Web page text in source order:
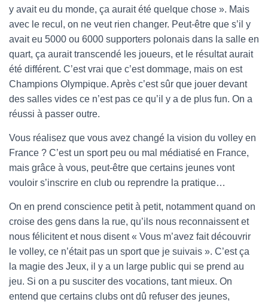
y avait eu du monde, ça aurait été quelque chose ». Mais
avec le recul, on ne veut rien changer. Peut-être que s’il y
avait eu 5000 ou 6000 supporters polonais dans la salle en
quart, ça aurait transcendé les joueurs, et le résultat aurait
été différent. C’est vrai que c’est dommage, mais on est
Champions Olympique. Après c’est sûr que jouer devant
des salles vides ce n’est pas ce qu’il y a de plus fun. On a
réussi à passer outre.
Vous réalisez que vous avez changé la vision du volley en
France ? C’est un sport peu ou mal médiatisé en France,
mais grâce à vous, peut-être que certains jeunes vont
vouloir s’inscrire en club ou reprendre la pratique…
On en prend conscience petit à petit, notamment quand on
croise des gens dans la rue, qu’ils nous reconnaissent et
nous félicitent et nous disent « Vous m’avez fait découvrir
le volley, ce n’était pas un sport que je suivais ». C’est ça
la magie des Jeux, il y a un large public qui se prend au
jeu. Si on a pu susciter des vocations, tant mieux. On
entend que certains clubs ont dû refuser des jeunes,